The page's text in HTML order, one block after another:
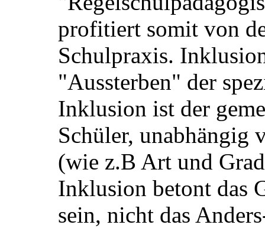
profitiert somit von
Schulpraxis.
"Aussterben" der
Inklusion ist der
Schüler, unabhängig
(wie z.B Art und
Inklusion betont das
sein, nicht das